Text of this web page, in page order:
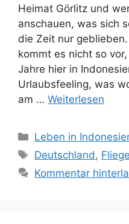
Heimat Görlitz und
anschauen, was sich
die Zeit nur
kommt es nicht so
Jahre hier in
Urlaubsfeeling, was
am … Weiterlesen
K
a
e
Leben in
S
c
Deutschland ,
Kommentar